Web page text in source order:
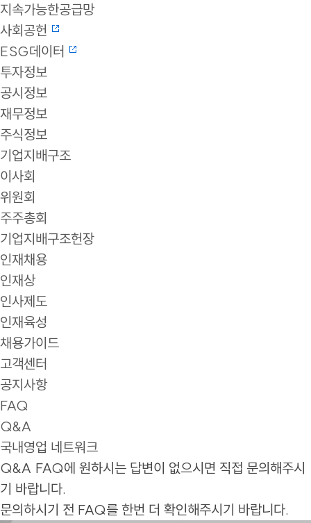
지속가능한공급망
사회공헌
ESG데이터
투자정보
공시정보
재무정보
주식정보
기업지배구조
이사회
위원회
주주총회
기업지배구조헌장
인재채용
인재상
인사제도
인재육성
채용가이드
고객센터
공지사항
FAQ
Q&A
국내영업 네트워크
Q&A FAQ에 원하시는 답변이 없으시면 직접 문의해주시
기 바랍니다.
문의하시기 전 FAQ를 한번 더 확인해주시기 바랍니다.